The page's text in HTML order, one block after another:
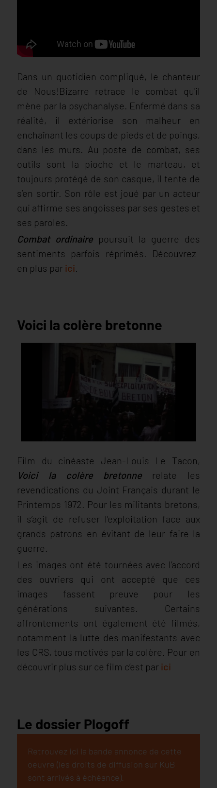
Dans un quotidien compliqué, le chanteur
de Nous!Bizarre retrace le combat qu'il
mène par la psychanalyse. Enfermé dans sa
réalité, il extériorise son malheur en
enchaînant les coups de pieds et de poings,
dans les murs. Au poste de combat, ses
outils sont la pioche et le marteau, et
toujours protégé de son casque, il tente de
s’en sortir. Son rôle est joué par un acteur
qui affirme ses angoisses par ses gestes et
ses paroles.
Combat ordinairepoursuit la guerre des
sentiments parfois réprimés. Découvrez-
en plus par ici
Voici la colère bretonne
Film du cinéaste Jean-Louis Le Tacon,
Voici la colère bretonne relate les
revendications du Joint Français durant le
Printemps 1972. Pour les militants bretons,
il s’agit de refuser l’exploitation face aux
grands patrons en évitant de leur faire la
guerre.
Les images ont été tournées avec l’accord
des ouvriers qui ont accepté que ces
images fassent preuve pour les
générations suivantes. Certains
affrontements ont également été filmés,
notamment la lutte des manifestants avec
les CRS, tous motivés par la colère. Pour en
découvrir plus sur ce film c’est par ici
Le dossier Plogoff
Retrouvez ici la bande annonce de cette
oeuvre (les droits de diffusion sur KuB
sont arrivés à échéance).